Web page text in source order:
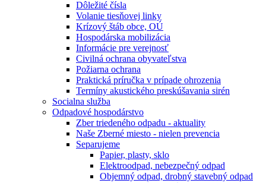
Dôležité čísla
Volanie tiesňovej linky
Krízový štáb obce, OÚ
Hospodárska mobilizácia
Informácie pre verejnosť
Civilná ochrana obyvateľstva
Požiarna ochrana
Praktická príručka v prípade ohrozenia
Termíny akustického preskúšavania sirén
Socialna služba
Odpadové hospodárstvo
Zber triedeného odpadu - aktuality
Naše Zberné miesto - nielen prevencia
Separujeme
Papier, plasty, sklo
Elektroodpad, nebezpečný odpad
Objemný odpad, drobný stavebný odpad